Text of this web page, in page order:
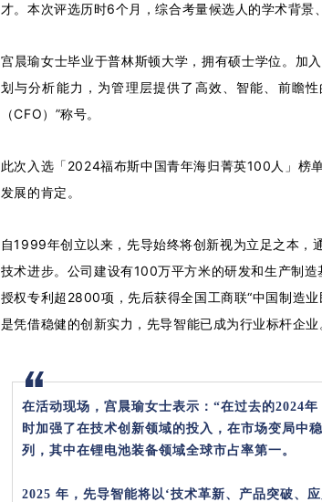
才。本次评选历时6个月，综合考量候选人的学术背景
宫晨瑜女士毕业于普林斯顿大学，拥有硕士学位。加
划与分析能力，为管理层提供了高效、智能、前瞻
（CFO）”称号。
此次入选「2024福布斯中国青年海归菁英100人」榜
发展的肯定。
自1999年创立以来，先导始终将创新视为立足之本，
技术进步。公司建设有100万平方米的研发和生产制
授权专利超2800项，先后获得全国工商联“中国制造
是凭借稳健的创新实力，先导智能已成为行业标杆企业
在活动现场，宫晨瑜女士表示：“在过去的2024
时加强了在技术创新领域的投入，在市场变局中
列，其中在锂电池装备领域全球市占率第一。
2025 年，先导智能将以‘技术革新、产品突破、